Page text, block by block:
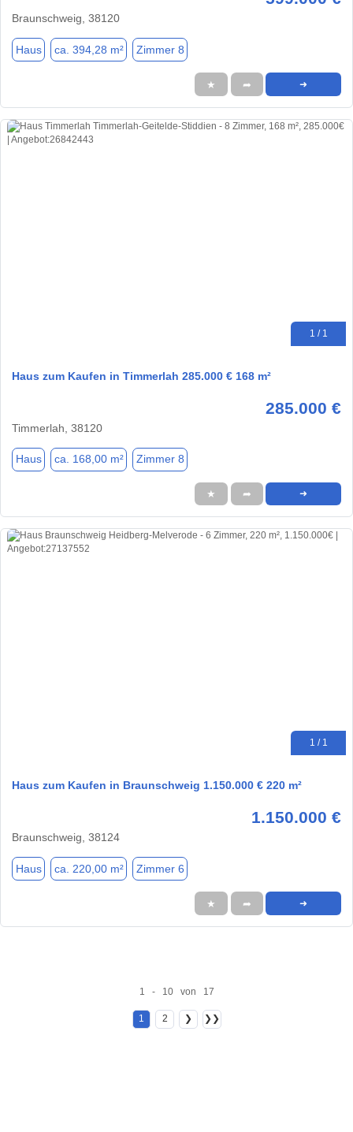
Braunschweig, 38120
Haus ca. 394,28 m² Zimmer 8
★ ➦ ➜
1 / 1
Haus zum Kaufen in Timmerlah 285.000 € 168 m²
285.000 €
Timmerlah, 38120
Haus ca. 168,00 m² Zimmer 8
★ ➦ ➜
1 / 1
Haus zum Kaufen in Braunschweig 1.150.000 € 220 m²
1.150.000 €
Braunschweig, 38124
Haus ca. 220,00 m² Zimmer 6
★ ➦ ➜
1 - 10 von 17
1 2 ❯ ❯❯